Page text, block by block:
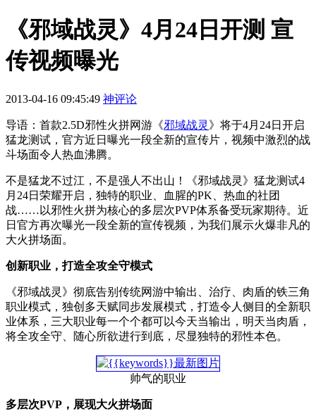
《邪域战灵》4月24日开测 宣
传视频曝光
2013-04-16 09:45:49 神评论
导语：首款2.5D邪性火拼网游《邪域战灵 》将于4月24日开启
猛龙测试，官方近日曝光一段全新的宣传片，视频中激烈的战
斗场面令人热血沸腾。
不是猛龙不过江，不是强人不出山！《邪域战灵》猛龙测试4
月24日荣耀开启，独特的职业、血腥的PK、热血的社团
战……以邪性火拼为核心的多层次PVP体系备受玩家期待。近
日官方再次曝光一段全新的宣传视频，为我们展示火爆非凡的
大火拼场面。
创新职业，打造全攻全守模式
《邪域战灵》彻底告别传统网游中输出、治疗、肉盾的铁三角
职业模式，独创多天赋同步发展模式，打造令人侧目的全新职
业体系，三大职业每一个个都可以今天当输出，明天当肉盾，
将全攻全守、随心所欲进行到底，尽显独特的邪性本色。
帅气的职业
多层次PVP，展现大火拼场面